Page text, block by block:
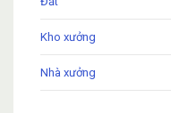
Kho xưởng
Nhà xưởng